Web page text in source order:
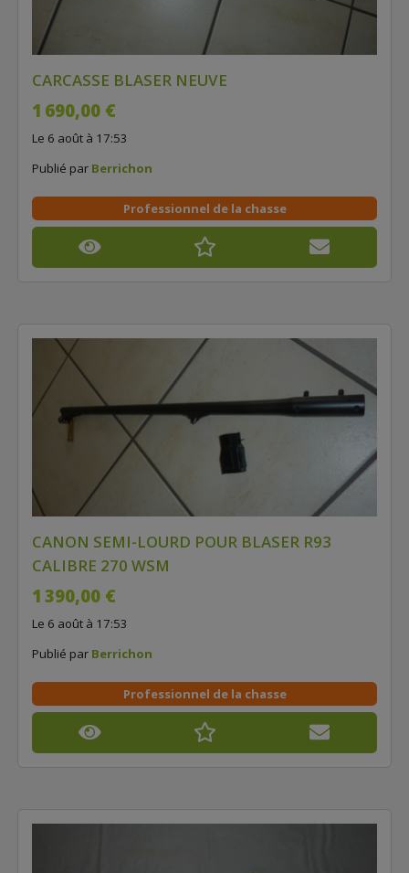
CARCASSE BLASER NEUVE
1 690,00 €
Le 6 août à 17:53
Publié par Berrichon
Professionnel de la chasse
CANON SEMI-LOURD POUR BLASER R93
CALIBRE 270 WSM
1 390,00 €
Le 6 août à 17:53
Publié par Berrichon
Professionnel de la chasse